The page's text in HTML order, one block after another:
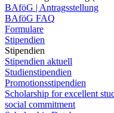
BAföG | Antragsstellung
BAföG FAQ
Formulare
Stipendien
Stipendien
Stipendien aktuell
Studienstipendien
Promotionsstipendien
Scholarship for excellent
social commitment